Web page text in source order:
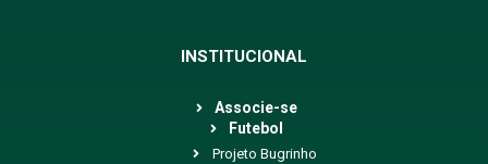
INSTITUCIONAL
Associe-se
Futebol
Projeto Bugrinho